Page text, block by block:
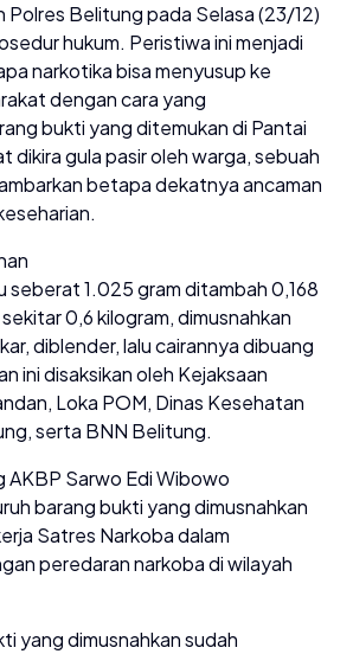
Polres Belitung pada Selasa (23/12)
hukum. Peristiwa ini menjadi
narkotika bisa menyusup ke
dengan cara yang
bukti yang ditemukan di Pantai
dikira gula pasir oleh warga, sebuah
betapa dekatnya ancaman
seberat 1.025 gram ditambah 0,168
0,6 kilogram, dimusnahkan
diblender, lalu cairannya dibuang
ini disaksikan oleh Kejaksaan
Loka POM, Dinas Kesehatan
serta BNN Belitung.
AKBP Sarwo Edi Wibowo
barang bukti yang dimusnahkan
Satres Narkoba dalam
peredaran narkoba di wilayah
yang dimusnahkan sudah